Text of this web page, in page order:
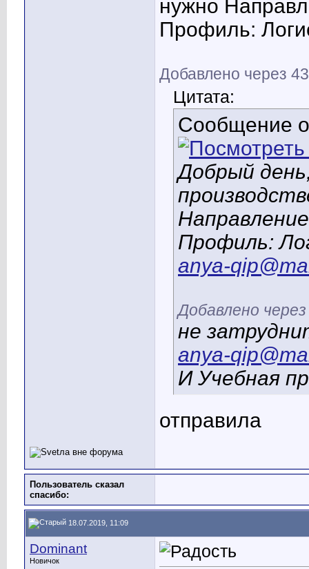
нужно
Профиль:
Добавлено через
Цитата:
Сообщение
Добрый
Профиль:
anya-
Добавлено
не
anya-
И Учебная
отправила
Пользователь сказал
cпасибо:
18.07.2019, 11:09
Dominant
Новичок